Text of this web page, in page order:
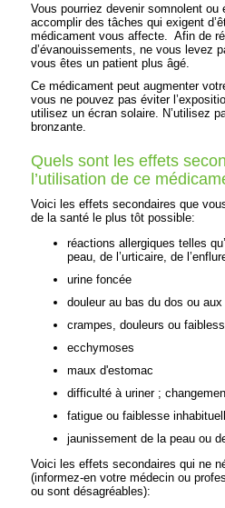
Vous pourriez devenir somnolent
accomplir des tâches qui exigent
médicament vous affecte. Afin de
d’évanouissements, ne vous levez
vous êtes un patient plus âgé.
Ce médicament peut augmenter
vous ne pouvez pas éviter
utilisez un écran solaire. N’utilisez
bronzante.
Quels sont les effets
l’utilisation de ce
Voici les effets secondaires que
de la santé le plus tôt possible:
réactions allergiques telles
peau, de l’urticaire, de
urine foncée
douleur au bas du dos ou
crampes, douleurs ou
ecchymoses
maux d'estomac
difficulté à uriner ;
fatigue ou faiblesse
jaunissement de la peau ou
Voici les effets secondaires qui ne
(informez-en votre médecin ou
ou sont désagréables):